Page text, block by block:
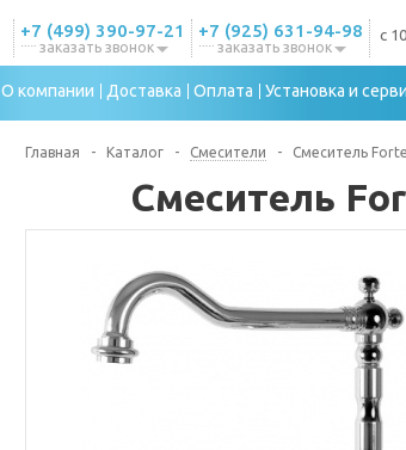
+7 (499) 390-97-21
заказать звонок
+7 (925) 631-94-98
заказать звонок
с
О компании Доставка Оплата Установка и
Главная - Каталог - Смесители - Смеситель
Смеситель